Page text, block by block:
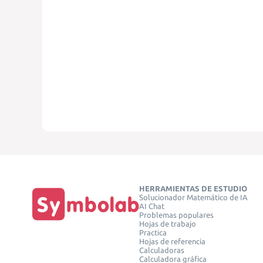
HERRAMIENTAS DE ESTUDIO
Solucionador Matemático de IA
AI Chat
Problemas populares
Hojas de trabajo
Practica
Hojas de referencia
Calculadoras
Calculadora gráfica